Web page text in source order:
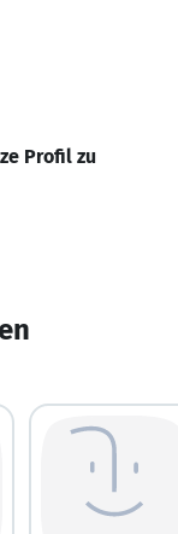
Profil zu